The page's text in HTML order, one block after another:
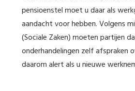
pensioenstel moet u daar als
aandacht voor hebben. Volgens
(Sociale Zaken) moeten partijen
onderhandelingen zelf afspraken
daarom alert als u nieuwe